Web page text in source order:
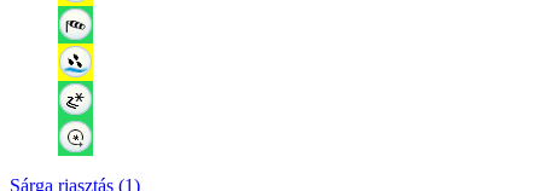
Sárga riasztás (1)